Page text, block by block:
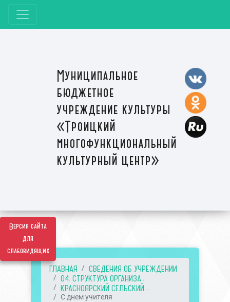
Версия сайта
для
слабовидящих
Муниципальное
бюджетное
учреждение культуры
«Троицкий
многофункциональный
культурный центр»
ГЛАВНАЯ
СВЕДЕНИЯ ОБ УЧРЕЖДЕНИИ
04. СТРУКТУРА ОРГАНИЗА...
КРАСНОЯРСКИЙ СЕЛЬСКИЙ ...
С днем учителя